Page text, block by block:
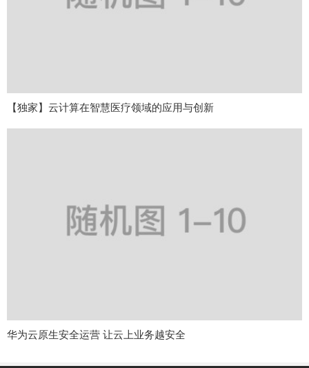
【独家】云计算在智慧医疗领域的应用与创新
华为云原生安全运营 让云上业务越安全